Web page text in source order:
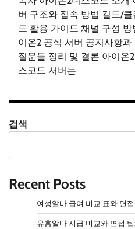
버 구조와 접속 방법 길드/
드 활용 가이드 채널 구성
이온2 공식 서버 공지사항
질문들 정리 및 결론 아이온
스코드 서버는
검색
Recent Posts
여성알바 급여 비교 표와 면
유흥알바 시급 비교와 면접